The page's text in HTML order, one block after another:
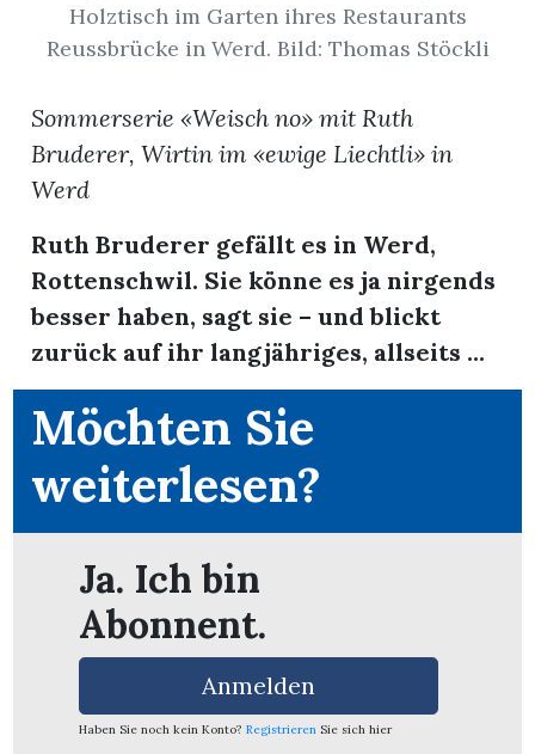
Holztisch im Garten ihres Restaurants
Reussbrücke in Werd. Bild: Thomas Stöckli
Sommerserie «Weisch no» mit Ruth
Bruderer, Wirtin im «ewige Liechtli» in
Werd
Ruth Bruderer gefällt es in Werd,
Rottenschwil. Sie könne es ja nirgends
besser haben, sagt sie – und blickt
zurück auf ihr langjähriges, allseits ...
Möchten Sie
weiterlesen?
Ja. Ich bin
Abonnent.
Anmelden
Haben Sie noch kein Konto? Registrieren Sie sich hier